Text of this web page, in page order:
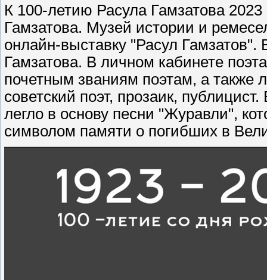
К 100-летию Расула Гамзатова
Гамзатова. Музей истории и
онлайн-выставку "Расул
Гамзатова. В личном кабинете
почетным званиям поэтам, а также
советский поэт, прозаик,
легло в основу песни "Журавли",
символом памяти о погибших в